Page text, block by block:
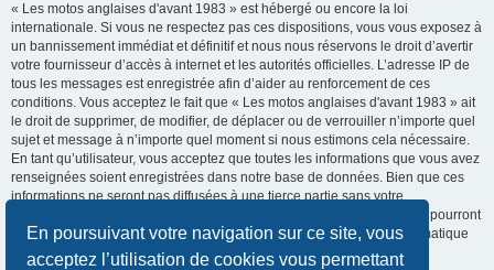
En poursuivant votre navigation sur ce site, vous
acceptez l’utilisation de cookies vous permettant
« Les motos anglaises d'avant 1983 » est hébergé ou encore la loi
internationale. Si vous ne respectez pas ces dispositions, vous vous exposez à
un bannissement immédiat et définitif et nous nous réservons le droit d’avertir
votre fournisseur d’accès à internet et les autorités officielles. L’adresse IP de
tous les messages est enregistrée afin d’aider au renforcement de ces
conditions. Vous acceptez le fait que « Les motos anglaises d'avant 1983 » ait
le droit de supprimer, de modifier, de déplacer ou de verrouiller n’importe quel
sujet et message à n’importe quel moment si nous estimons cela nécessaire.
En tant qu’utilisateur, vous acceptez que toutes les informations que vous avez
renseignées soient enregistrées dans notre base de données. Bien que ces
informations ne seront pas diffusées à une tierce partie sans votre
consentement, ni « Les motos anglaises d'avant 1983 », ni phpBB, ne pourront
être tenus comme responsables en cas de tentative de piratage informatique
visant à compromettre vos données.